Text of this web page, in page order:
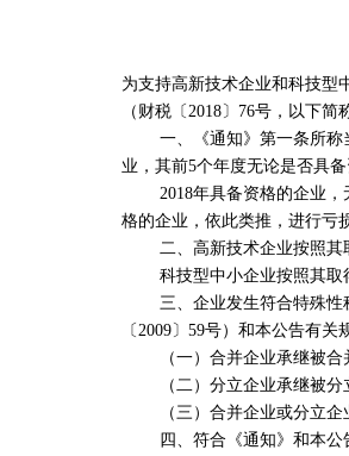
为支持高新技术企业和科技型
（财税〔2018〕76号，以下
一、《通知》第一条所称当
业，其前5个年度无论是否具
2018年具备资格的企业，无
格的企业，依此类推，进行亏
二、高新技术企业按照其取
科技型中小企业按照其取得
三、企业发生符合特殊性税
〔2009〕59号）和本公告有关
（一）合并企业承继被合并
（二）分立企业承继被分立
（三）合并企业或分立企业
四、符合《通知》和本公告